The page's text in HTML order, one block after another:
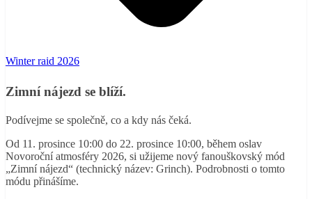
Winter raid 2026
Zimní nájezd se blíží.
Podívejme se společně, co a kdy nás čeká.
Od 11. prosince 10:00 do 22. prosince 10:00, během oslav
Novoroční atmosféry 2026, si užijeme nový fanouškovský mód
„Zimní nájezd“ (technický název: Grinch). Podrobnosti o tomto
módu přinášíme.